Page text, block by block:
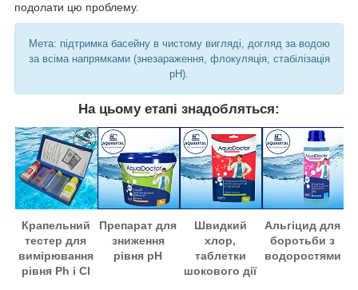
подолати цю проблему.
Мета: підтримка басейну в чистому вигляді, догляд за водою
за всіма напрямками (знезараження, флокуляція, стабілізація
pH).
На цьому етапі знадобляться:
Крапельний
тестер для
вимірювання
рівня Ph і Cl
Препарат для
зниження
рівня pH
Швидкий
хлор,
таблетки
шокового дії
Альгіцид для
боротьби з
водоростями